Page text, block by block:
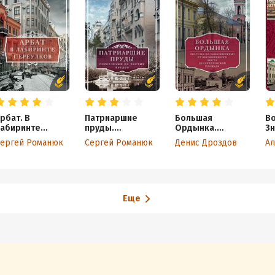
В
Романюк
Патриаршие
пруды.
Переулками до
Чистых прудов
Сергей Романюк
Большая
Ордынка.
Прогулки по
центру Москвы
Денис Дроздов
Еще